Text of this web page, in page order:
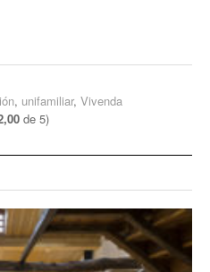
, unifamiliar, Vivenda
de 5)